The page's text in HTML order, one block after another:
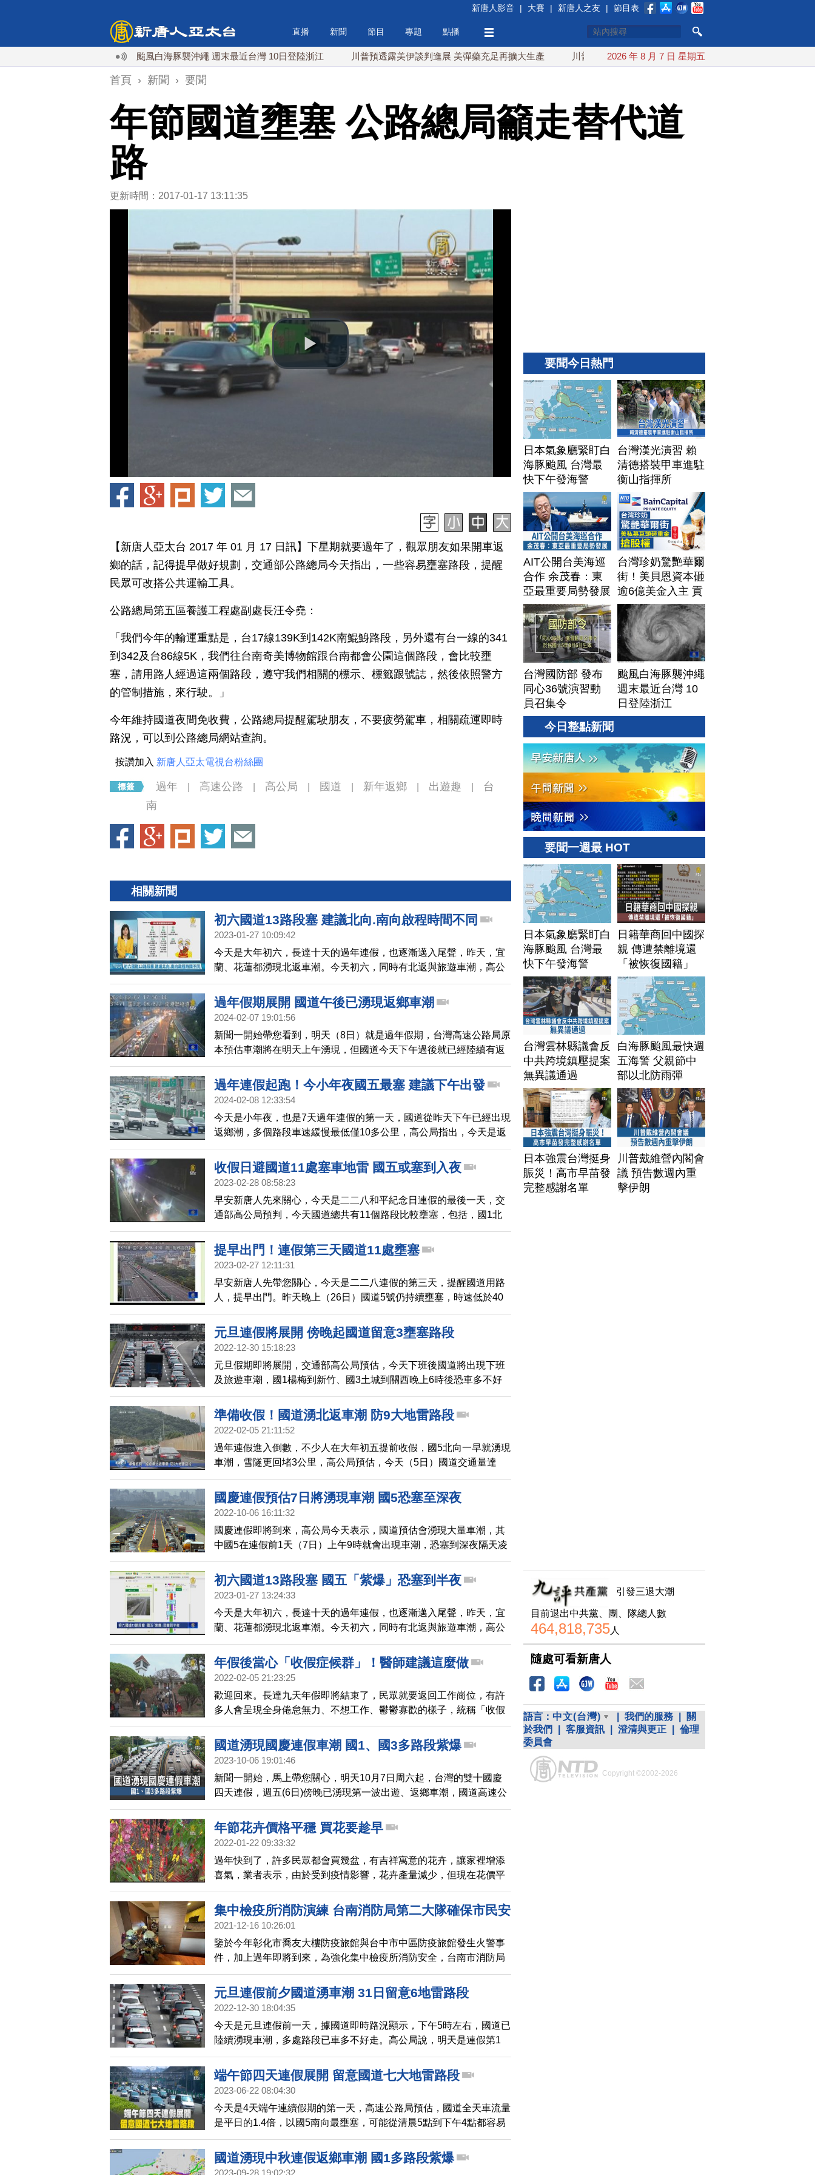
新唐人影音 | 大賽 | 新唐人之友 | 節目表
直播 新聞 節目 專題 點播
颱風白海豚襲沖繩 週末最近台灣 10日登陸浙江 川普預透露美伊談判進展 美彈藥充足再擴大生產 川普簽行政令對多晶矽課15%關稅 防堵中共傾銷
2026 年 8 月 7 日 星期五
首頁 › 新聞 › 要聞
年節國道壅塞 公路總局籲走替代道
路
更新時間：2017-01-17 13:11:35
【新唐人亞太台 2017 年 01 月 17 日訊】下星期就要過年了，觀眾朋友如果開車返
鄉的話，記得提早做好規劃，交通部公路總局今天指出，一些容易壅塞路段，提醒
民眾可改搭公共運輸工具。
公路總局第五區養護工程處副處長汪令堯：
「我們今年的輸運重點是，台17線139K到142K南鯤鯓路段，另外還有台一線的341
到342及台86線5K，我們往台南奇美博物館跟台南都會公園這個路段，會比較壅
塞，請用路人經過這兩個路段，遵守我們相關的標示、標籤跟號誌，然後依照警方
的管制措施，來行駛。」
今年維持國道夜間免收費，公路總局提醒駕駛朋友，不要疲勞駕車，相關疏運即時
路況，可以到公路總局網站查詢。
按讚加入 新唐人亞太電視台粉絲團
過年 高速公路 高公局 國道 新年返鄉 出遊趣
台
南
相關新聞
初六國道13路段塞 建議北向.南向啟程時間不同
2023-01-27 10:09:42
今天是大年初六，長達十天的過年連假，也逐漸邁入尾聲，昨天，宜
蘭、花蓮都湧現北返車潮。今天初六，同時有北返與旅遊車潮，高公
局預判，國道有十三處容易壅塞路段，包括，南下的國一楊梅至新
竹、彰化至埔鹽，國五的南港至頭城路段，北上的國一西螺至埔鹽路
段等等。高公局建議，南下用路人下午出發，北向用路人上午出發。
倍；北向交通量可達65百萬車公里，是平日年平均的1.5倍。
過年假期展開 國道午後已湧現返鄉車潮
2024-02-07 19:01:56
新聞一開始帶您看到，明天（8日）就是過年假期，台灣高速公路局原
本預估車潮將在明天上午湧現，但國道今天下午過後就已經陸續有返
鄉車流湧入，高公局表示，國道今天的交通量預估是105百萬車公
里，與平常週末假日交通量相近，從過往情況來看，許多民眾是會請
半天假提早返鄉，預估晚間6點半後就會紓解掉。
過年連假起跑！今小年夜國五最塞 建議下午出發
2024-02-08 12:33:54
今天是小年夜，也是7天過年連假的第一天，國道從昨天下午已經出現
返鄉潮，多個路段車速緩慢最低僅10多公里，高公局指出，今天是返
鄉疏運高峰，提醒用路人，留意5大易壅塞路段。
收假日避國道11處塞車地雷 國五或塞到入夜
2023-02-28 08:58:23
早安新唐人先來關心，今天是二二八和平紀念日連假的最後一天，交
通部高公局預判，今天國道總共有11個路段比較壅塞，包括，國1北
向苗栗-湖口、南屯-后里、西螺-埔鹽系統等等，其中，國道五號北向
將從9點一路塞到晚上8點，提醒駕駛朋友，要多加留意。
提早出門！連假第三天國道11處壅塞
2023-02-27 12:11:31
早安新唐人先帶您關心，今天是二二八連假的第三天，提醒國道用路
人，提早出門。昨天晚上（26日）國道5號仍持續壅塞，時速低於40
公里。高公局預判今天國道北向交通量比平日多1.4倍，還會有11處壅
塞的地雷區段，包括，國1北向苗栗-湖口、南屯-后里、西螺-埔鹽系
統；國3北向關西-大溪等路段，高公局說，針對西部國道北向用路
路人建議在9點前出發。從2月25日至2月28日，每天凌晨零點至5點國
道全線暫停收費。
元旦連假將展開 傍晚起國道留意3壅塞路段
2022-12-30 15:18:23
元旦假期即將展開，交通部高公局預估，今天下班後國道將出現下班
及旅遊車潮，國1楊梅到新竹、國3土城到關西晚上6時後恐車多不好
走；國5南下路段則是已經出現車潮，但未明顯壅塞。
準備收假！國道湧北返車潮 防9大地雷路段
2022-02-05 21:11:52
過年連假進入倒數，不少人在大年初五提前收假，國5北向一早就湧現
車潮，雪隧更回堵3公里，高公局預估，今天（5日）國道交通量達
130百萬車公里，為平日年平均的1.5倍，還有9大地雷路段，提醒用路
人提早出發、選擇替代道路，或搭大眾運輸工具，避免塞車塞到爆。
國慶連假預估7日將湧現車潮 國5恐塞至深夜
2022-10-06 16:11:32
國慶連假即將到來，高公局今天表示，國道預估會湧現大量車潮，其
中國5在連假前1天（7日）上午9時就會出現車潮，恐塞到深夜隔天凌
晨0時，連假第1天上午5時車流會再次湧現。
初六國道13路段塞 國五「紫爆」恐塞到半夜
2023-01-27 13:24:33
今天是大年初六，長達十天的過年連假，也逐漸邁入尾聲，昨天，宜
蘭、花蓮都湧現北返車潮。今天初六，同時有北返與旅遊車潮，高公
局預判，國道有十三處容易壅塞路段，包括，南下的國一楊梅至新
竹、彰化至埔鹽，國五的南港至頭城路段，北上的國一西螺至埔鹽路
段等等。國5北向宜蘭到坪林路段，從早上9點就出現車多狀況，到了
點。其他國一、國三在北、中和南部的路段都大致順暢，只有部分路
段壅塞，高公局也預估，今天國道交通量為115百萬車公里，是平日
年平均的1.3倍；北向交
年假後當心「收假症候群」！醫師建議這麼做
2022-02-05 21:23:25
歡迎回來。長達九天年假即將結束了，民眾就要返回工作崗位，有許
多人會呈現全身倦怠無力、不想工作、鬱鬱寡歡的樣子，統稱「收假
症候群」，您有這樣的症狀嗎，來聽聽醫師有什麼改善建議。
國道湧現國慶連假車潮 國1、國3多路段紫爆
2023-10-06 19:01:46
新聞一開始，馬上帶您關心，明天10月7日周六起，台灣的雙十國慶
四天連假，週五(6日)傍晚已湧現第一波出遊、返鄉車潮，國道高速公
路出現壅塞，目前國道1號、國道3號等多個路段，出現紫爆、紅爆，
行車時速不到10公里，高速公路局預估，國道5號可能一路塞到周五
深夜。另外國1楊梅-新竹路段、國3土城-關西路段，週五下班車潮加
即時路況，以避開塞車時段及路段。
年節花卉價格平穩 買花要趁早
2022-01-22 09:33:32
過年快到了，許多民眾都會買幾盆，有吉祥寓意的花卉，讓家裡增添
喜氣，業者表示，由於受到疫情影響，花卉產量減少，但現在花價平
穩，民眾購買要趁早。
集中檢疫所消防演練 台南消防局第二大隊確保市民安
心住
2021-12-16 10:26:01
鑒於今年彰化市喬友大樓防疫旅館與台中市中區防疫旅館發生火警事
件，加上過年即將到來，為強化集中檢疫所消防安全，台南市消防局
第二救災救護大隊安檢小組，已針對該場所消防安全設備檢查及消防
演練。15日在麻豆區集中檢疫所，進行自衛消防編組及消防搶救演
練。
元旦連假前夕國道湧車潮 31日留意6地雷路段
2022-12-30 18:04:35
今天是元旦連假前一天，據國道即時路況顯示，下午5時左右，國道已
陸續湧現車潮，多處路段已車多不好走。高公局說，明天是連假第1
天，包含國1楊梅-新竹等6路段將車多不好走。
端午節四天連假展開 留意國道七大地雷路段
2023-06-22 08:04:30
今天是4天端午連續假期的第一天，高速公路局預估，國道全天車流量
是平日的1.4倍，以國5南向最壅塞，可能從清晨5點到下午4點都容易
塞車，主要有7大易壅塞路段，包括，國1南向楊梅到新竹、彰化到埔
鹽等等，高公局建議，西部國道南向用路人建議清晨6點前或中午12
點後出發；國5南向用路人，建議5點前或下午五點後出發，另外，國
國道湧現中秋連假返鄉車潮 國1多路段紫爆
要聞今日熱門
日本氣象廳緊盯白
海豚颱風 台灣最
快下午發海警
台灣漢光演習 賴
清德搭裝甲車進駐
衡山指揮所
AIT公開台美海巡
合作 余茂春：東
亞最重要局勢發展
台灣珍奶驚艷華爾
街！美貝恩資本砸
逾6億美金入主 貢
茶拓國際版圖加速
攻美？｜#財經新
聞｜
20260806(四)
台灣國防部 發布
同心36號演習動
員召集令
颱風白海豚襲沖繩
週末最近台灣 10
日登陸浙江
今日整點新聞
要聞一週最 HOT
日本氣象廳緊盯白
海豚颱風 台灣最
快下午發海警
日籍華商回中國探
親 傳遭禁離境還
「被恢復國籍」
台灣雲林縣議會反
中共跨境鎮壓提案
無異議通過
白海豚颱風最快週
五海警 父親節中
部以北防雨彈
日本強震台灣挺身
賑災！高市早苗發
完整感謝名單
川普戴維營內閣會
議 預告數週內重
擊伊朗
引發三退大潮
目前退出中共黨、團、隊總人數
464,818,735人
隨處可看新唐人
語言： 中文(台灣) 我們的服務
關
於我們
客服資訊 澄清與更正
倫理
委員會
Copyright ©2002-2026